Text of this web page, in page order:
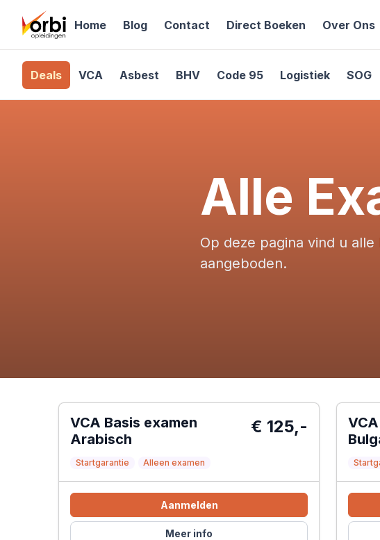
Home Blog Contact Direct Boeken Over Ons
Deals VCA Asbest BHV Code 95 Logistiek SOG
Alle
Op deze pagina vind u
aangeboden.
VCA Basis examen
Arabisch
Startgarantie Alleen examen
€ 125,-
Aanmelden
Meer info